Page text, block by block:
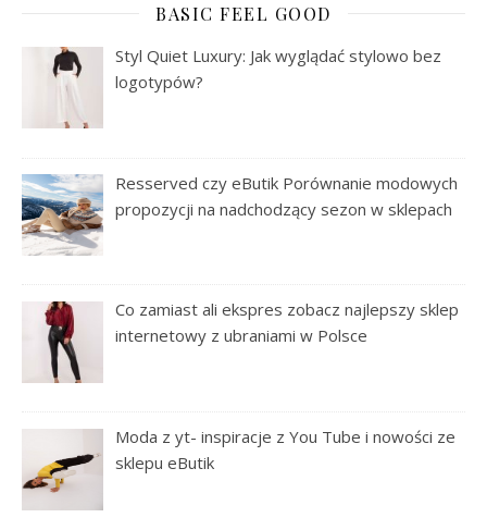
BASIC FEEL GOOD
Styl Quiet Luxury: Jak wyglądać stylowo bez
logotypów?
Resserved czy eButik Porównanie modowych
propozycji na nadchodzący sezon w sklepach
Co zamiast ali ekspres zobacz najlepszy sklep
internetowy z ubraniami w Polsce
Moda z yt- inspiracje z You Tube i nowości ze
sklepu eButik